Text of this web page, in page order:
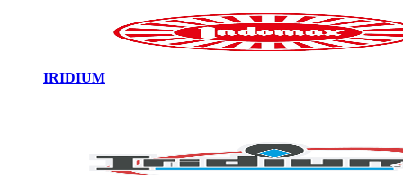
IRIDIUM